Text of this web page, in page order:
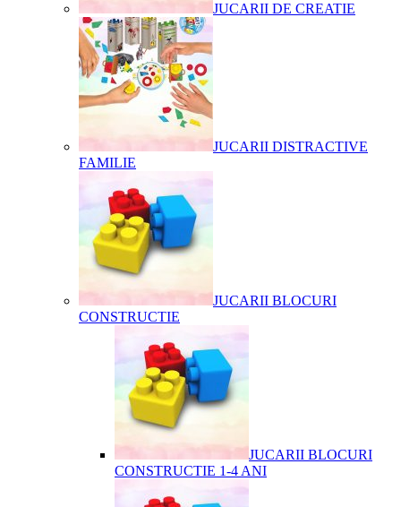
JUCARII DE CREATIE
JUCARII DISTRACTIVE
FAMILIE
JUCARII BLOCURI
CONSTRUCTIE
JUCARII BLOCURI
CONSTRUCTIE 1-4 ANI